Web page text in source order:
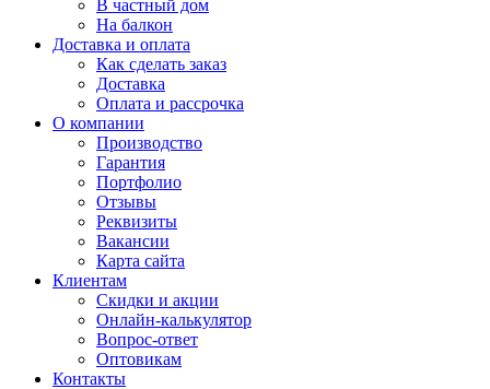
В частный дом
На балкон
Доставка и оплата
Как сделать заказ
Доставка
Оплата и рассрочка
О компании
Производство
Гарантия
Портфолио
Отзывы
Реквизиты
Вакансии
Карта сайта
Клиентам
Скидки и акции
Онлайн-калькулятор
Вопрос-ответ
Оптовикам
Контакты